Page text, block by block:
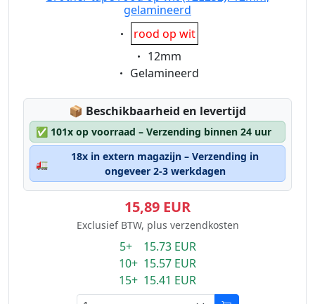
gelamineerd
Eigenschaft:
rood op wit
Eigenschaft:
12mm
Eigenschaft:
Gelamineerd
📦 Lagerstatus:
Beschikbaarheid en levertijd
✅ 101x op voorraad – Verzending binnen 24 uur
🚛
18x in extern magazijn – Verzending in
ongeveer 2-3 werkdagen
15,89 EUR
Exclusief BTW, plus verzendkosten
5+ 15.73 EUR
10+ 15.57 EUR
15+ 15.41 EUR